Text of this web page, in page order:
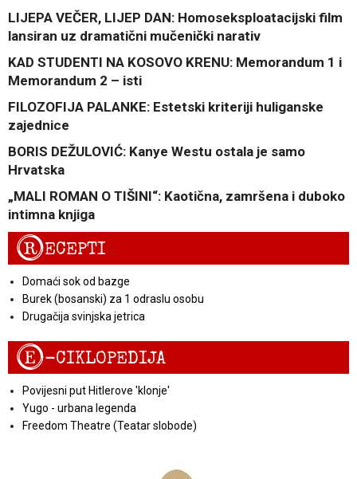
LIJEPA VEČER, LIJEP DAN: Homoseksploatacijski film
lansiran uz dramatični mučenički narativ
KAD STUDENTI NA KOSOVO KRENU: Memorandum 1 i
Memorandum 2 – isti
FILOZOFIJA PALANKE: Estetski kriteriji huliganske
zajednice
BORIS DEŽULOVIĆ: Kanye Westu ostala je samo
Hrvatska
„MALI ROMAN O TIŠINI“: Kaotična, zamršena i duboko
intimna knjiga
RECEPTI
Domaći sok od bazge
Burek (bosanski) za 1 odraslu osobu
Drugačija svinjska jetrica
E-CIKLOPEDIJA
Povijesni put Hitlerove 'klonje'
Yugo - urbana legenda
Freedom Theatre (Teatar slobode)